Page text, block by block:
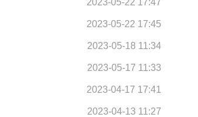
2023-05-22 17:45
2023-05-18 11:34
2023-05-17 11:33
2023-04-17 17:41
2023-04-13 11:27